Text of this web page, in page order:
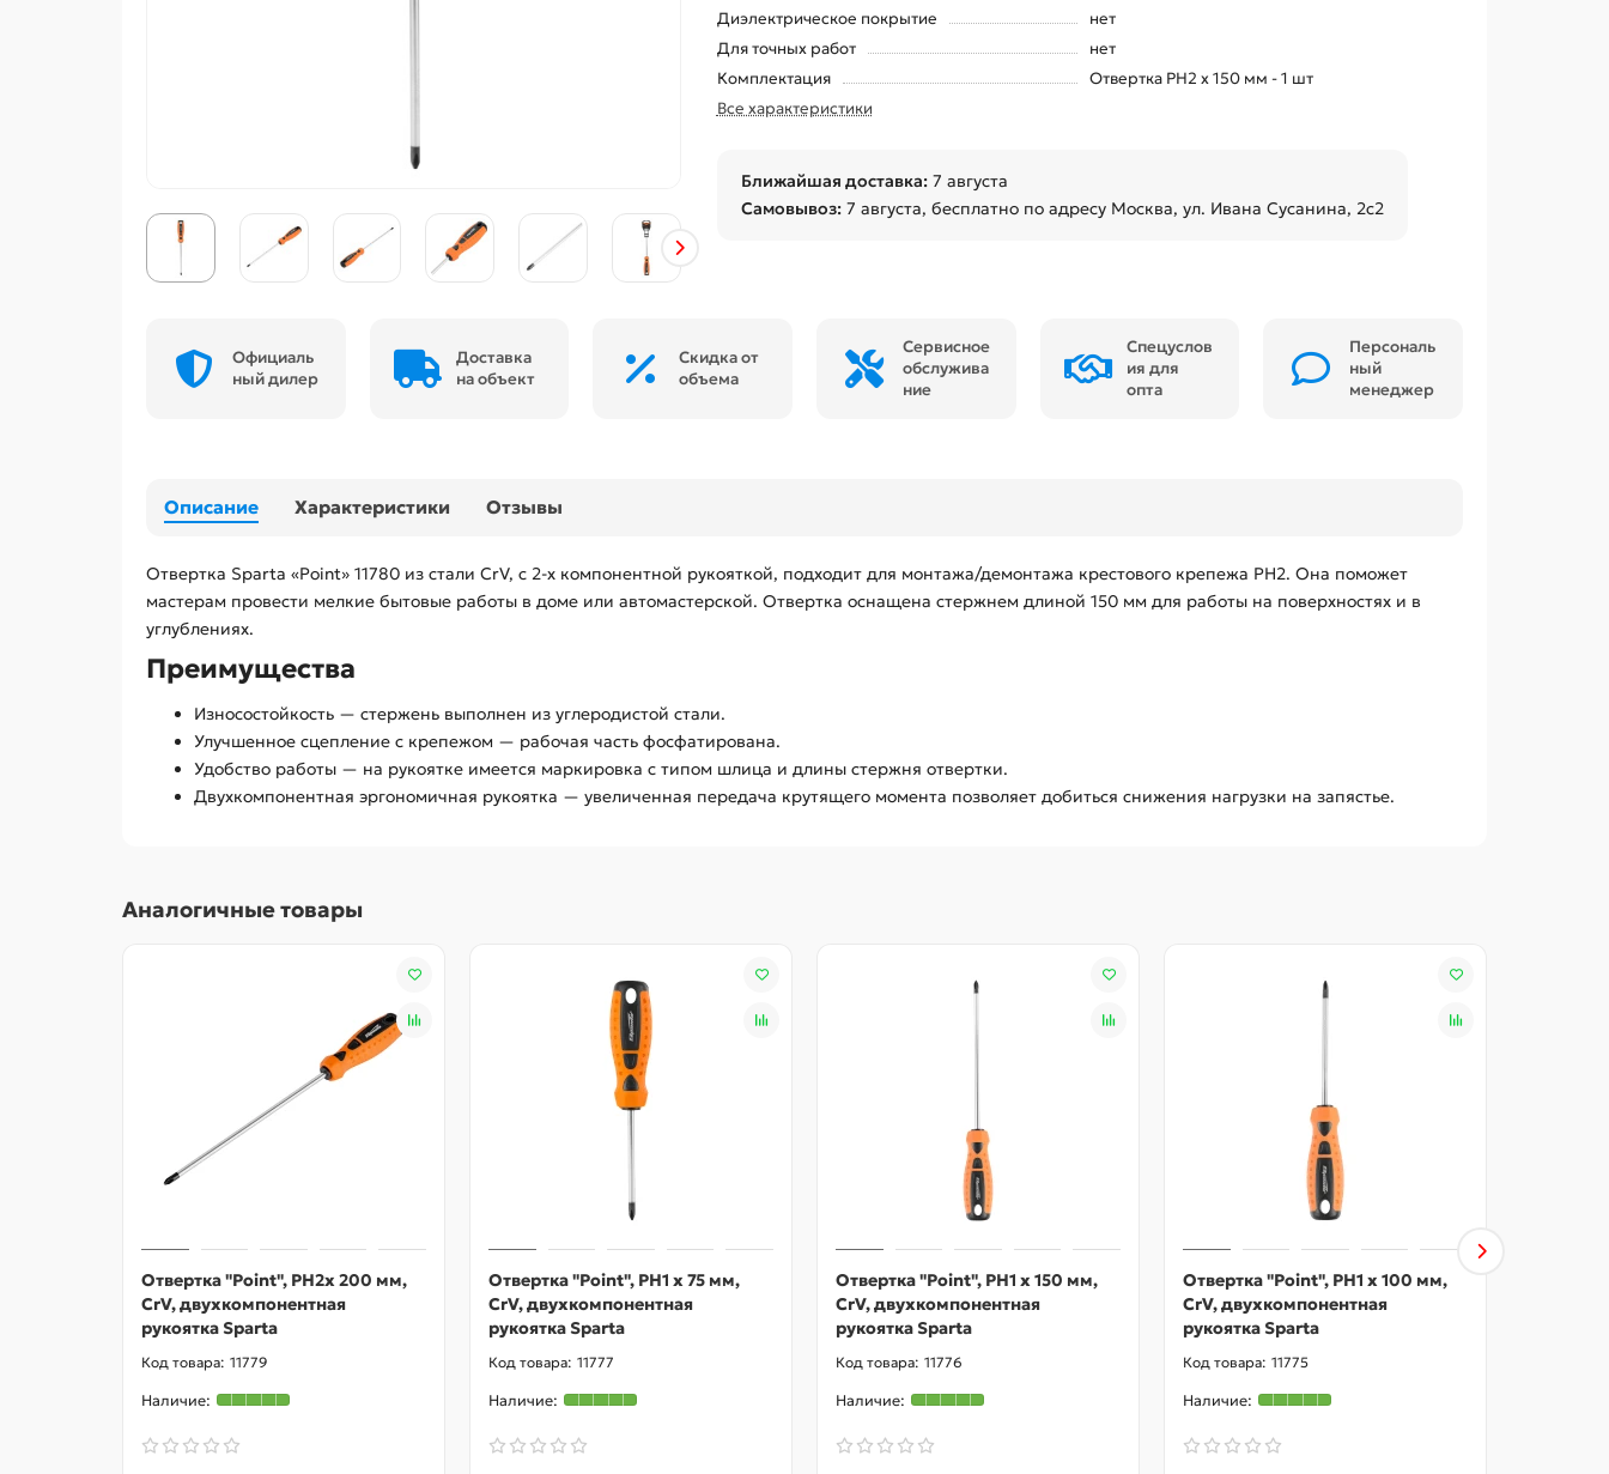
Диэлектрическое покрытие
нет
Для точных работ
нет
Комплектация
Отвертка РН2 х 150 мм - 1 шт
Все характеристики
Ближайшая доставка: 7 августа
Самовывоз: 7 августа, бесплатно по адресу Москва, ул. Ивана Сусанина, 2с2
Официаль
ный дилер
Доставка
на объект
Скидка от
объема
Сервисное
обслужива
ние
Спецуслов
ия для
опта
Персональ
ный
менеджер
Описание Характеристики Отзывы
Отвертка Sparta «Point» 11780 из стали CrV, с 2-х компонентной рукояткой, подходит для монтажа/демонтажа крестового крепежа PH2. Она поможет
мастерам провести мелкие бытовые работы в доме или автомастерской. Отвертка оснащена стержнем длиной 150 мм для работы на поверхностях и в
углублениях.
Преимущества
Износостойкость — стержень выполнен из углеродистой стали.
Улучшенное сцепление с крепежом — рабочая часть фосфатирована.
Удобство работы — на рукоятке имеется маркировка с типом шлица и длины стержня отвертки.
Двухкомпонентная эргономичная рукоятка — увеличенная передача крутящего момента позволяет добиться снижения нагрузки на запястье.
Аналогичные товары
Отвертка "Point", PH2х 200 мм,
CrV, двухкомпонентная
рукоятка Sparta
11779
Отвертка "Point", PH1 х 75 мм,
CrV, двухкомпонентная
рукоятка Sparta
11777
Отвертка "Point", PH1 х 150 мм,
CrV, двухкомпонентная
рукоятка Sparta
11776
Отвертка "Point", PH1 х 100 мм,
CrV, двухкомпонентная
рукоятка Sparta
11775